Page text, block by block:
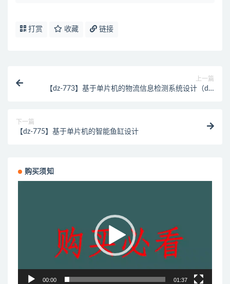
打赏 收藏 链接
上一篇
【dz-773】基于单片机的物流信息检测系统设计（dz-
下一篇
【dz-775】基于单片机的智能鱼缸设计
购买须知
00:00 01:37